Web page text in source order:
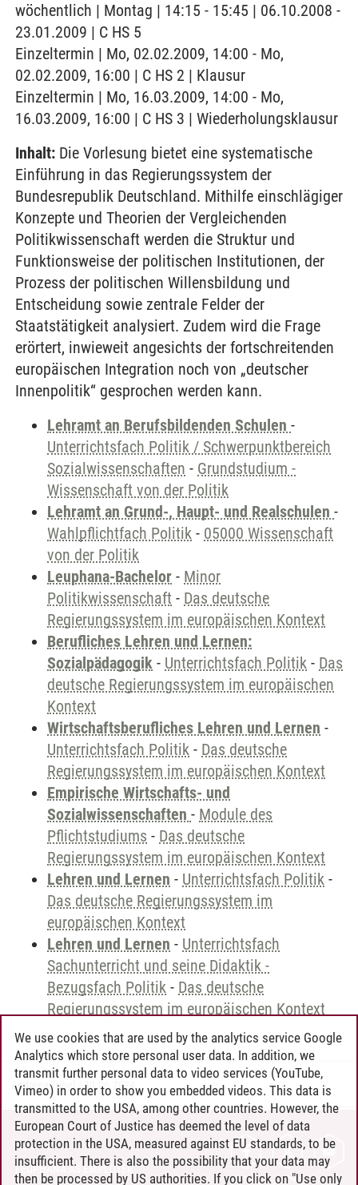
wöchentlich | Montag | 14:15 - 15:45 | 06.10.2008 -
23.01.2009 | C HS 5
Einzeltermin | Mo, 02.02.2009, 14:00 - Mo,
02.02.2009, 16:00 | C HS 2 | Klausur
Einzeltermin | Mo, 16.03.2009, 14:00 - Mo,
16.03.2009, 16:00 | C HS 3 | Wiederholungsklausur
Inhalt: Die Vorlesung bietet eine systematische
Einführung in das Regierungssystem der
Bundesrepublik Deutschland. Mithilfe einschlägiger
Konzepte und Theorien der Vergleichenden
Politikwissenschaft werden die Struktur und
Funktionsweise der politischen Institutionen, der
Prozess der politischen Willensbildung und
Entscheidung sowie zentrale Felder der
Staatstätigkeit analysiert. Zudem wird die Frage
erörtert, inwieweit angesichts der fortschreitenden
europäischen Integration noch von „deutscher
Innenpolitik“ gesprochen werden kann.
Lehramt an Berufsbildenden Schulen -
Unterrichtsfach Politik / Schwerpunktbereich
Sozialwissenschaften - Grundstudium -
Wissenschaft von der Politik
Lehramt an Grund-, Haupt- und Realschulen -
Wahlpflichtfach Politik - 05000 Wissenschaft
von der Politik
Leuphana-Bachelor - Minor
Politikwissenschaft - Das deutsche
Regierungssystem im europäischen Kontext
Berufliches Lehren und Lernen:
Sozialpädagogik - Unterrichtsfach Politik - Das
deutsche Regierungssystem im europäischen
Kontext
Wirtschaftsberufliches Lehren und Lernen -
Unterrichtsfach Politik - Das deutsche
Regierungssystem im europäischen Kontext
Empirische Wirtschafts- und
Sozialwissenschaften - Module des
Pflichtstudiums - Das deutsche
Regierungssystem im europäischen Kontext
Lehren und Lernen - Unterrichtsfach Politik -
Das deutsche Regierungssystem im
europäischen Kontext
Lehren und Lernen - Unterrichtsfach
Sachunterricht und seine Didaktik -
Bezugsfach Politik - Das deutsche
Regierungssystem im europäischen Kontext
Andreea Tribel 30.06.2024
CONTACT
LEUPHANA AS EMPLOYER
We use cookies that are used by the analytics service Google
Analytics which store personal user data. In addition, we
transmit further personal data to video services (YouTube,
Vimeo) in order to show you embedded videos. This data is
transmitted to the USA, among other countries. However, the
European Court of Justice has deemed the level of data
protection in the USA, measured against EU standards, to be
insufficient. There is also the possibility that your data may
then be processed by US authorities. If you click on "Use only